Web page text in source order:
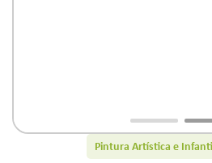
Pintura Artística e